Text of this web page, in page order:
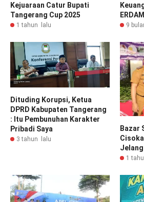
Kejuaraan Catur Bupati
Tangerang Cup 2025
1 tahun lalu 9
Dituding Korupsi, Ketua
DPRD Kabupaten Tangerang
: Itu Pembunuhan Karakter
Pribadi Saya
3 tahun lalu
Bazar
1